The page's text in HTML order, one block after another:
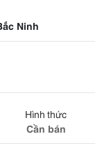
Ninh
Hình thức
Cần bán